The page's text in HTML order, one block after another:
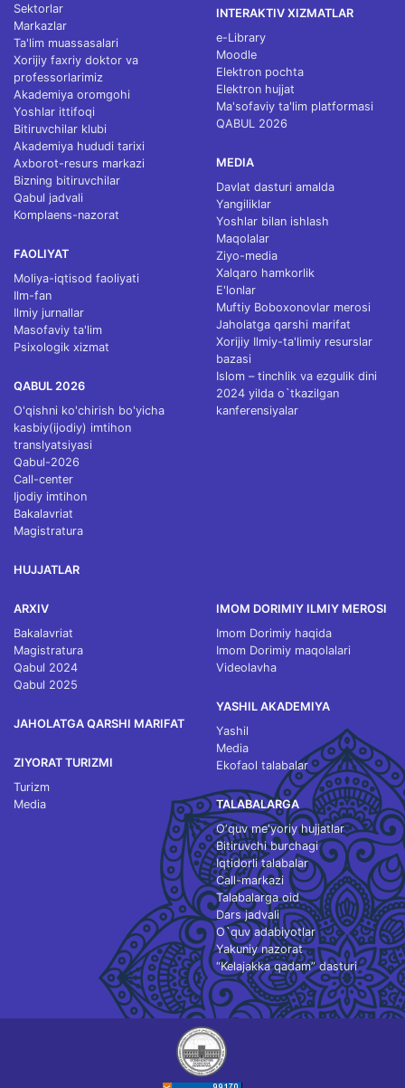
Sektorlar
Markazlar
Ta'lim muassasalari
Xorijiy faxriy doktor va
professorlarimiz
Akademiya oromgohi
Yoshlar ittifoqi
Bitiruvchilar klubi
Akademiya hududi tarixi
Axborot-resurs markazi
Bizning bitiruvchilar
Qabul jadvali
Komplaens-nazorat
FAOLIYAT
Moliya-iqtisod faoliyati
Ilm-fan
Ilmiy jurnallar
Masofaviy ta'lim
Psixologik xizmat
QABUL 2026
O'qishni ko'chirish bo'yicha
kasbiy(ijodiy) imtihon
translyatsiyasi
Qabul-2026
Call-center
Ijodiy imtihon
Bakalavriat
Magistratura
HUJJATLAR
INTERAKTIV XIZMATLAR
e-Library
Moodle
Elektron pochta
Elektron hujjat
Ma'sofaviy ta'lim platformasi
QABUL 2026
MEDIA
Davlat dasturi amalda
Yangiliklar
Yoshlar bilan ishlash
Maqolalar
Ziyo-media
Xalqaro hamkorlik
E'lonlar
Muftiy Boboxonovlar merosi
Jaholatga qarshi marifat
Xorijiy Ilmiy-ta'limiy resurslar
bazasi
Islom – tinchlik va ezgulik dini
2024 yilda o`tkazilgan
kanferensiyalar
ARXIV
Bakalavriat
Magistratura
Qabul 2024
Qabul 2025
JAHOLATGA QARSHI MARIFAT
ZIYORAT TURIZMI
Turizm
Media
IMOM DORIMIY ILMIY MEROSI
Imom Dorimiy haqida
Imom Dorimiy maqolalari
Videolavha
YASHIL AKADEMIYA
Yashil
Media
Ekofaol talabalar
TALABALARGA
O‘quv me'yoriy hujjatlar
Bitiruvchi burchagi
Iqtidorli talabalar
Call-markazi
Talabalarga oid
Dars jadvali
O`quv adabiyotlar
Yakuniy nazorat
“Kelajakka qadam” dasturi